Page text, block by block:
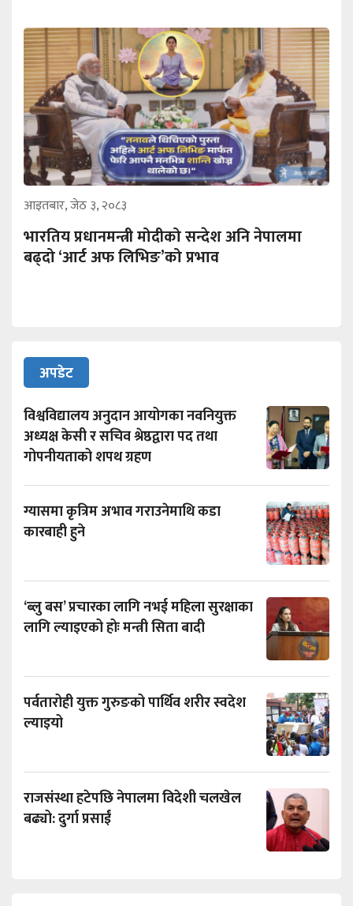
आइतबार, जेठ ३, २०८३
भारतिय प्रधानमन्त्री मोदीको सन्देश अनि नेपालमा
बढ्दो ‘आर्ट अफ लिभिङ’को प्रभाव
अपडेट
विश्वविद्यालय अनुदान आयोगका नवनियुक्त
अध्यक्ष केसी र सचिव श्रेष्ठद्वारा पद तथा
गोपनीयताको शपथ ग्रहण
ग्यासमा कृत्रिम अभाव गराउनेमाथि कडा
कारबाही हुने
‘ब्लु बस’ प्रचारका लागि नभई महिला सुरक्षाका
लागि ल्याइएको होः मन्त्री सिता बादी
पर्वतारोही युक्त गुरुङको पार्थिव शरीर स्वदेश
ल्याइयो
राजसंस्था हटेपछि नेपालमा विदेशी चलखेल
बढ्यो: दुर्गा प्रसाईं